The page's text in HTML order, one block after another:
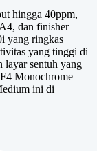
hingga 40ppm,
dan finisher
yang ringkas
yang tinggi di
layar sentuh yang
Monochrome
ini di